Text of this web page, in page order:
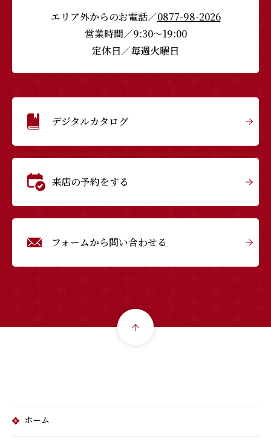
エリア外からのお電話／0877-98-2026
営業時間／9:30〜19:00
定休日／毎週火曜日
デジタルカタログ
来店の予約をする
フォームから問い合わせる
ホーム